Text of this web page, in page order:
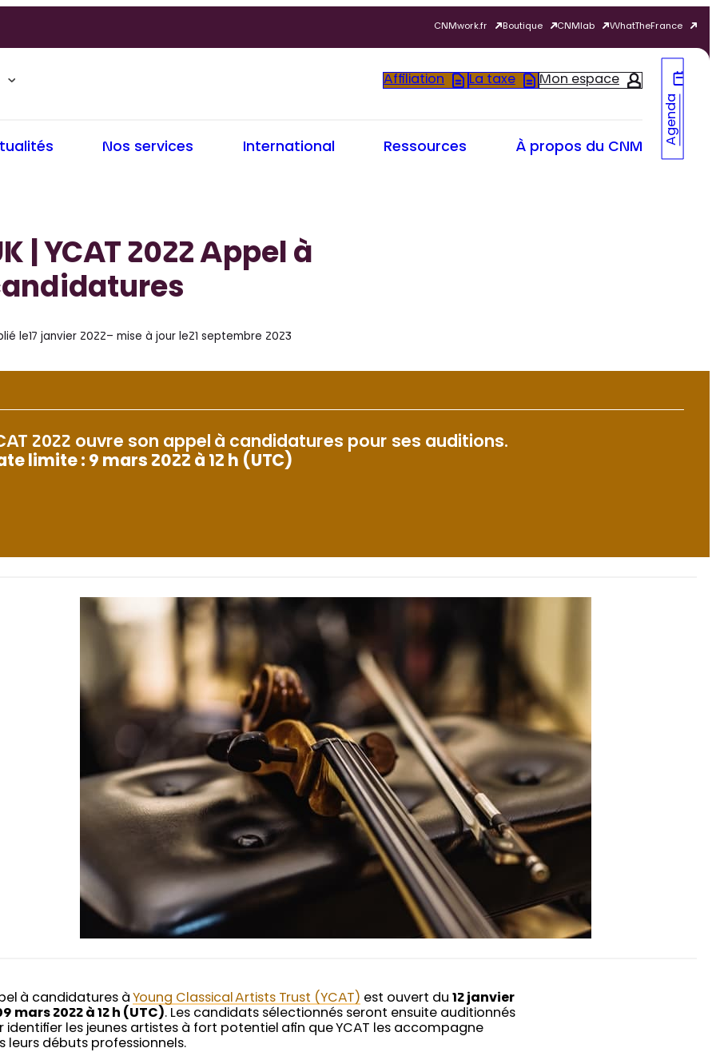
CNMwork.fr Boutique CNMlab WhatTheFrance
Affiliation La taxe Mon espace
Nos services International Ressources À propos du CNM
Agenda
| YCAT 2022 Appel à
le17 janvier 2022– mise à jour le21 septembre 2023
2022 ouvre son appel à candidatures pour ses auditions.
limite : 9 mars 2022 à 12 h (UTC)
à candidatures à Young Classical Artists Trust (YCAT) est ouvert du12 janvier
mars 2022 à 12 h (UTC). Les candidats sélectionnés seront ensuite auditionnés
identifier les jeunes artistes à fort potentiel afin que YCAT les accompagne
leurs débuts professionnels.